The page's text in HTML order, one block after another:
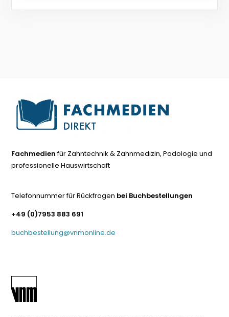
Fachmedienfür Zahntechnik & Zahnmedizin, Podologie und
professionelle Hauswirtschaft
Telefonnummer für Rückfragen bei Buchbestellungen
+49 (0)7953 883 691
buchbestellung@vnmonline.de